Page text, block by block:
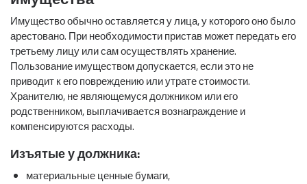
Имущество обычно оставляется у лица, у которого оно было
арестовано. При необходимости пристав может передать его
третьему лицу или сам осуществлять хранение.
Пользование имуществом допускается, если это не
приводит к его повреждению или утрате стоимости.
Хранителю, не являющемуся должником или его
родственником, выплачивается вознаграждение и
компенсируются расходы.
Изъятые у должника:
материальные ценные бумаги,